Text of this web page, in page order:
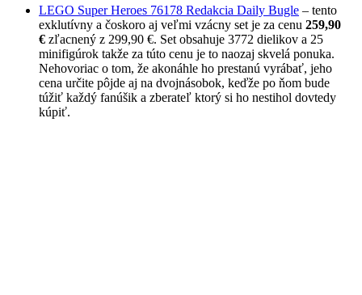
LEGO Super Heroes 76178 Redakcia Daily Bugle – tento
exklutívny a čoskoro aj veľmi vzácny set je za cenu 259,90
€ zľacnený z 299,90 €. Set obsahuje 3772 dielikov a 25
minifigúrok takže za túto cenu je to naozaj skvelá ponuka.
Nehovoriac o tom, že akonáhle ho prestanú vyrábať, jeho
cena určite pôjde aj na dvojnásobok, keďže po ňom bude
túžiť každý fanúšik a zberateľ ktorý si ho nestihol dovtedy
kúpiť.